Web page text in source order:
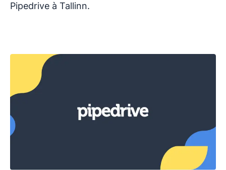
Pipedrive à Tallinn.